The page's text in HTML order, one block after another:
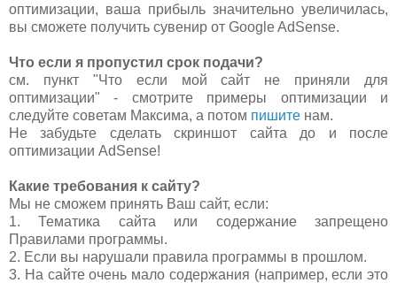
оптимизации, ваша прибыль значительно увеличилась,
вы сможете получить сувенир от Google AdSense.
Что если я пропустил срок подачи?
см. пункт "Что если мой сайт не приняли для
оптимизации" - смотрите примеры оптимизации и
следуйте советам Максима, а потом пишите нам.
Не забудьте сделать скриншот сайта до и после
оптимизации AdSense!
Какие требования к сайту?
Мы не сможем принять Ваш сайт, если:
1. Тематика сайта или содержание запрещено
Правилами программы.
2. Если вы нарушали правила программы в прошлом.
3. На сайте очень мало содержания (например, если это